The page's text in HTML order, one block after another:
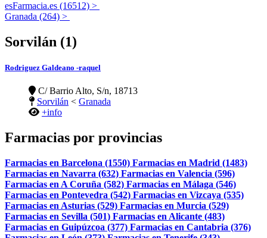
esFarmacia.es (16512) >
Granada (264) >
Sorvilán (1)
Rodriguez Galdeano -raquel
C/ Barrio Alto, S/n, 18713
Sorvilán < Granada
+info
Farmacias por provincias
Farmacias en Barcelona (1550) Farmacias en Madrid (1483)
Farmacias en Navarra (632) Farmacias en Valencia (596)
Farmacias en A Coruña (582) Farmacias en Málaga (546)
Farmacias en Pontevedra (542) Farmacias en Vizcaya (535)
Farmacias en Asturias (529) Farmacias en Murcia (529)
Farmacias en Sevilla (501) Farmacias en Alicante (483)
Farmacias en Guipúzcoa (377) Farmacias en Cantabria (376)